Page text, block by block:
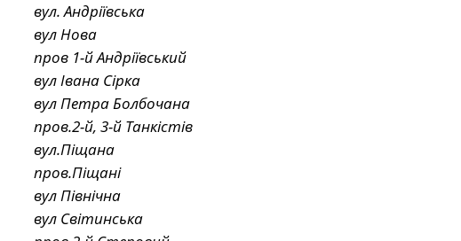
вул. Андріївська
вул Нова
пров 1-й Андріївський
вул Івана Сірка
вул Петра Болбочана
пров.2-й, 3-й Танкістів
вул.Піщана
пров.Піщані
вул Північна
вул Світинська